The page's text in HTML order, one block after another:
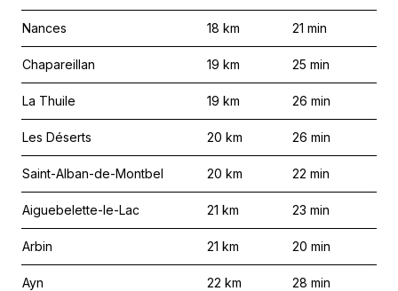
Nances 18 km 21 min
Chapareillan 19 km 25 min
La Thuile 19 km 26 min
Les Déserts 20 km 26 min
Saint-Alban-de-Montbel 20 km 22 min
Aiguebelette-le-Lac 21 km 23 min
Arbin 21 km 20 min
Ayn 22 km 28 min